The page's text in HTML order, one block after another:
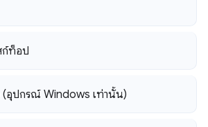
ก์ท็อป
อุปกรณ์ Windows เท่านั้น)